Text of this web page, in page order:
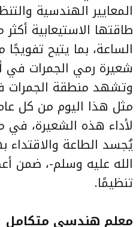
المعايير الهندسية
الساعة، بما يتيح تفويجًا
شعيرة رمي الجمرات في
وتشهد منطقة
مثل هذا اليوم من كل
لأداء هذه الشعيرة،
يُجسد الطاعة
الله عليه وسلم-، ضمن
تنظيمًا.
معلم هندسي متكامل